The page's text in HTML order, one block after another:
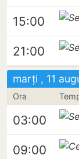
15:00
21:00
marți , 11
Ora
03:00
09:00